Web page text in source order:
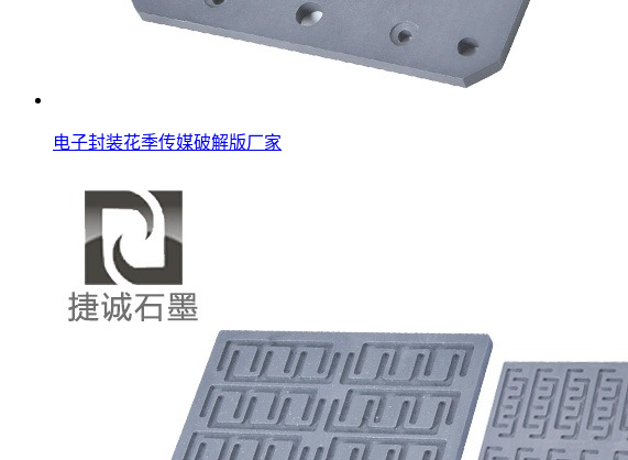
电子封装花季传媒破解版厂家